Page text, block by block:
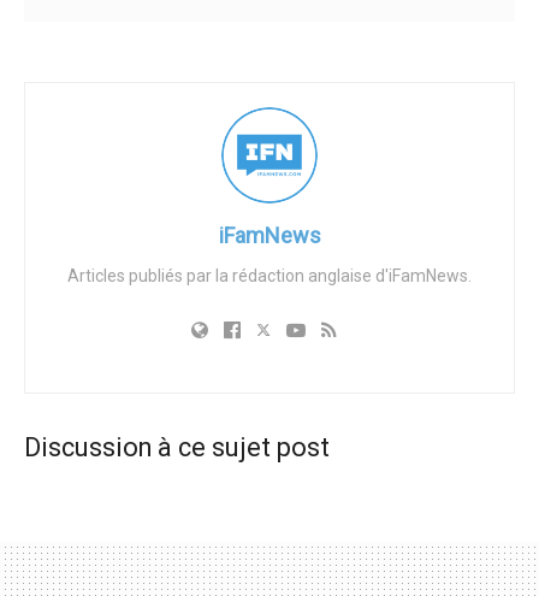
cabinet d’avocats pro-vie de premier plan soutenant son
cas. Le district a fait appel à un cabinet d’avocats de
Washington très coûteux et semble présenter les
allégations de l’enseignante comme étant des
implique un risque potentiel pour les enfants à naître et un
manquement majeur à la transparence envers les parents.
enceintes vulnérables soient orientées vers l’interruption
d’une vie à l’insu de leurs parents. L’affaire soulève des
enfants et la protection des vies à naître lorsque le
personnel scolaire intervient dans des affaires aussi
iFamNews
Articles publiés par la rédaction anglaise d'iFamNews.
Discussion à ce sujet post